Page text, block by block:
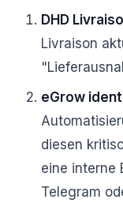
DHD
Livraison
eGrow
diesen
eine interne
Telegram